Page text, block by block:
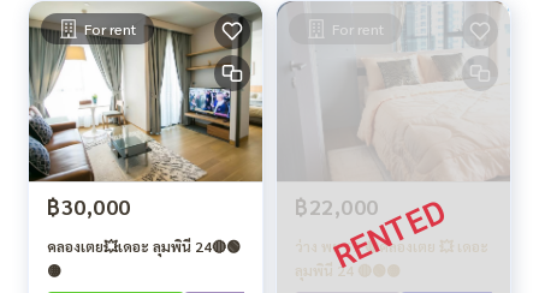
For rent
฿30,000
คลองเตย💥เดอะ ลุมพินี 24🔴🟢
🟡
For rent
฿22,000
ว่าง พย 69 🔴คลองเตย 💥 เดอะ
ลุมพินี 24 🔴🟢🟡